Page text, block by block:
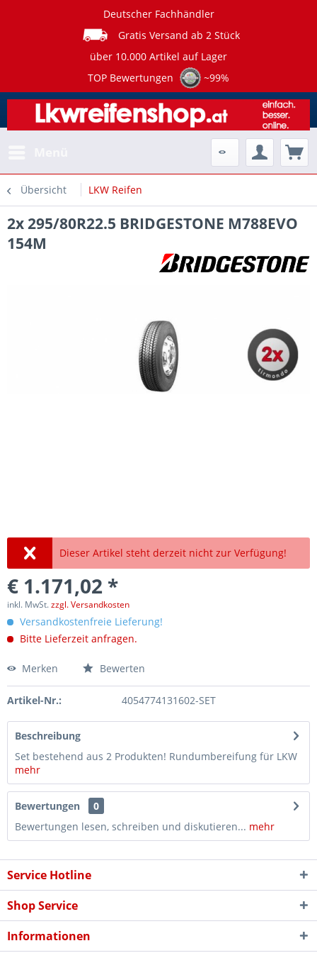
Deutscher Fachhändler
Gratis Versand ab 2 Stück
über 10.000 Artikel auf Lager
TOP Bewertungen
~99%
Übersicht LKW Reifen
2x 295/80R22.5 BRIDGESTONE M788EVO
154M
Dieser Artikel steht derzeit nicht zur Verfügung!
€ 1.171,02 *
inkl. MwSt.zzgl. Versandkosten
Versandkostenfreie Lieferung!
Bitte Lieferzeit anfragen.
Merken Bewerten
Artikel-Nr.: 4054774131602-SET
Beschreibung
Set bestehend aus 2 Produkten! Rundumbereifung für LKW
mehr
Bewertungen
0
Bewertungen lesen, schreiben und diskutieren... mehr
Service Hotline
Shop Service
Informationen